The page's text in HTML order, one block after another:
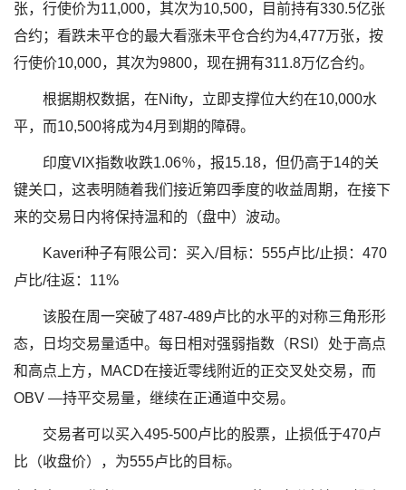
张，行使价为11,000，其次为10,500，目前持有330.5亿张
合约；看跌未平仓的最大看涨未平仓合约为4,477万张，按
行使价10,000，其次为9800，现在拥有311.8万亿合约。
根据期权数据，在Nifty，立即支撑位大约在10,000水
平，而10,500将成为4月到期的障碍。
印度VIX指数收跌1.06％，报15.18，但仍高于14的关
键关口，这表明随着我们接近第四季度的收益周期，在接下
来的交易日内将保持温和的（盘中）波动。
Kaveri种子有限公司：买入/目标：555卢比/止损：470
卢比/往返：11%
该股在周一突破了487-489卢比的水平的对称三角形形
态，日均交易量适中。每日相对强弱指数（RSI）处于高点
和高点上方，MACD在接近零线附近的正交叉处交易，而
OBV —持平交易量，继续在正通道中交易。
交易者可以买入495-500卢比的股票，止损低于470卢
比（收盘价），为555卢比的目标。